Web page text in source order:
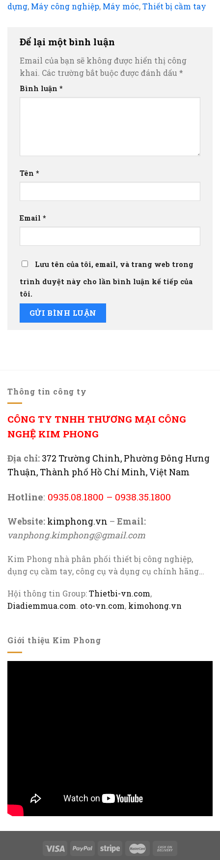
dựng, Máy công nghiệp, Máy móc,Thiết bị cầm tay
Để lại một bình luận
Email của bạn sẽ không được hiển thị công
khai. Các trường bắt buộc được đánh dấu *
Bình luận *
Tên *
Email *
Lưu tên của tôi, email, và trang web trong
trình duyệt này cho lần bình luận kế tiếp của
tôi.
Thông tin công ty
CÔNG TY TNHH THƯƠNG MẠI CÔNG
NGHỆ KIM PHONG
Địa chỉ: 372 Trường Chinh, Phường Đông Hưng
Thuận, Thành phố Hồ Chí Minh, Việt Nam
Hotline: 0935.08.1800 – 0938.35.1800
Website: kimphong.vn – Email:
vanphong.kimphong@gmail.com
Kim Phong nhà phân phối thiết bị công nghiệp,
dụng cụ cầm tay, công cụ và dụng cụ chính hãng…
Hội thông tin Group:Thietbi-vn.com,
Diadiemmua.com. oto-vn.com, kimohong.vn
Giới thiệu Kim Phong